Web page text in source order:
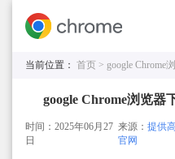
当前位置： 首页 > google Chrome
google Chrome浏览器
时间：2025年06月27
日
来源：提供
官网